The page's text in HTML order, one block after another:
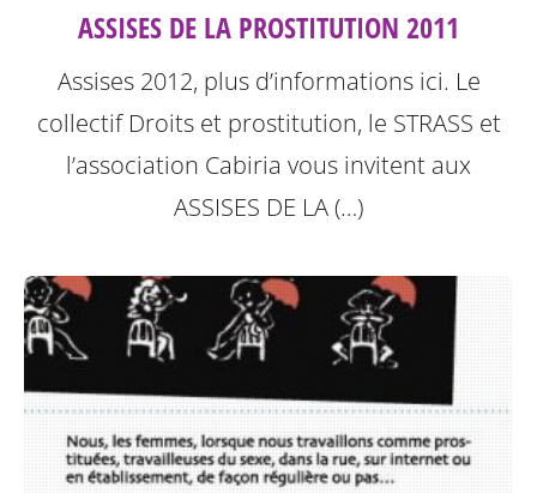
ASSISES DE LA PROSTITUTION 2011
Assises 2012, plus d’informations ici. Le
collectif Droits et prostitution, le STRASS et
l’association Cabiria vous invitent aux
ASSISES DE LA (…)